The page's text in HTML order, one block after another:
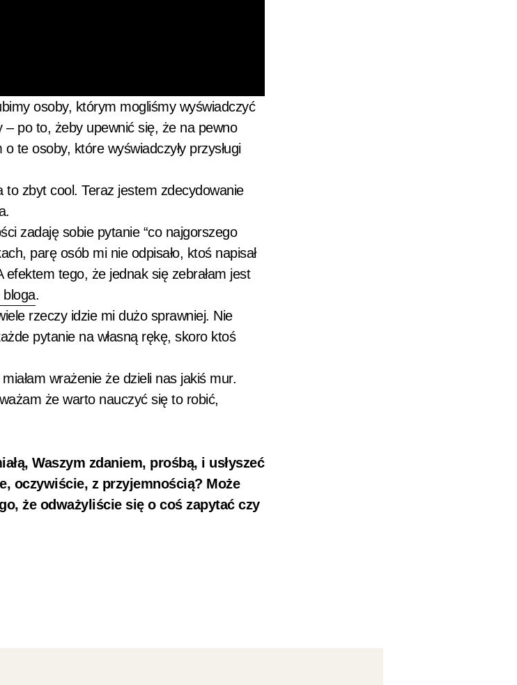
osoby, którym mogliśmy wyświadczyć
– po to, żeby upewnić się, że na pewno
te osoby, które wyświadczyły przysługi
to zbyt cool. Teraz jestem zdecydowanie
zadaję sobie pytanie “co najgorszego
parę osób mi nie odpisało, ktoś napisał
tego, że jednak się zebrałam jest
.
rzeczy idzie mi dużo sprawniej. Nie
pytanie na własną rękę, skoro ktoś
wrażenie że dzieli nas jakiś mur.
że warto nauczyć się to robić,
Waszym zdaniem, prośbą, i usłyszeć
oczywiście, z przyjemnością? Może
że odważyliście się o coś zapytać czy